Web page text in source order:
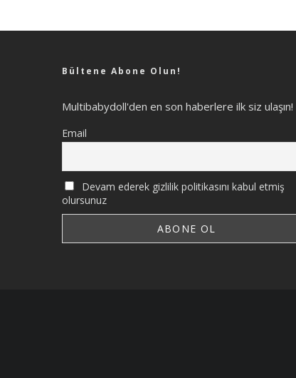
Bültene Abone Olun!
Multibabydoll'den en son haberlere ilk siz ulaşın!
Email
Devam ederek gizlilik politikasını kabul etmiş
olursunuz